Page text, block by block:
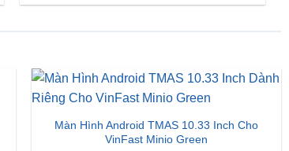
Màn Hình Android TMAS 10.33 Inch Cho
VinFast Minio Green